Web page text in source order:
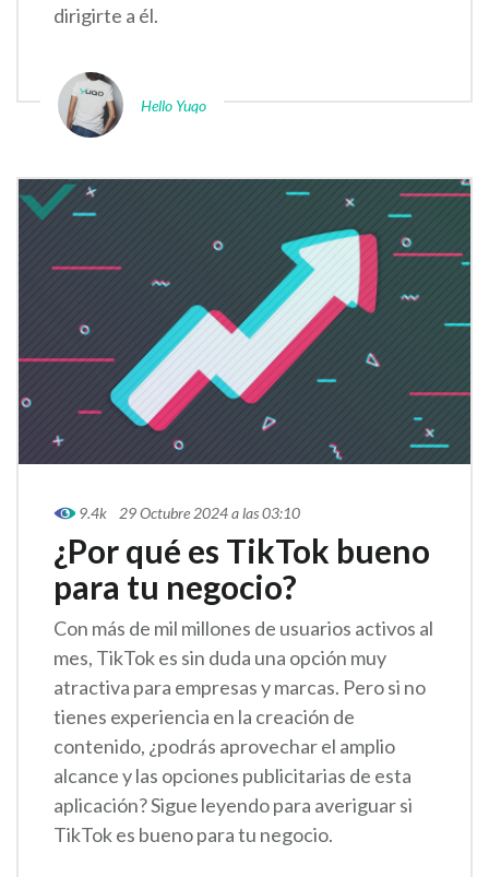
dirigirte a él.
Hello Yuqo
9.4k 29 Octubre 2024 a las 03:10
¿Por qué es TikTok bueno
para tu negocio?
Con más de mil millones de usuarios activos al
mes, TikTok es sin duda una opción muy
atractiva para empresas y marcas. Pero si no
tienes experiencia en la creación de
contenido, ¿podrás aprovechar el amplio
alcance y las opciones publicitarias de esta
aplicación? Sigue leyendo para averiguar si
TikTok es bueno para tu negocio.